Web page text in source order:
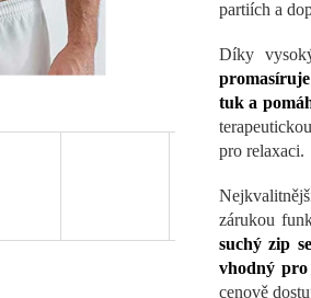
partiích a
Díky
tuk a
pro relaxaci.
zárukou
suchý zip
vhodný
cenově